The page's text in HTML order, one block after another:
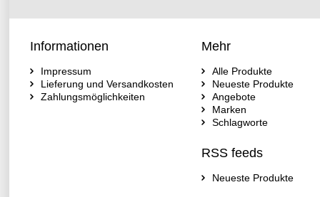
Informationen
Impressum
Lieferung und Versandkosten
Zahlungsmöglichkeiten
Mehr
Alle Produkte
Neueste Produkte
Angebote
Marken
Schlagworte
RSS feeds
Neueste Produkte